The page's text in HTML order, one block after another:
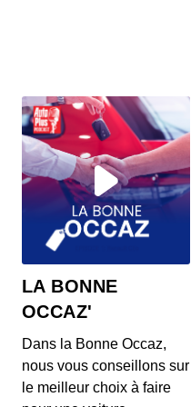
00:03:37 -
Les prix
00:03:39 - IL
L’Aston
en
00:03:25 -
1400 ch
nouvelle
00:03:26 - IL
Au menu
LA BONNE
OCCAZ'
Dans la Bonne Occaz,
nous vous conseillons sur
le meilleur choix à faire